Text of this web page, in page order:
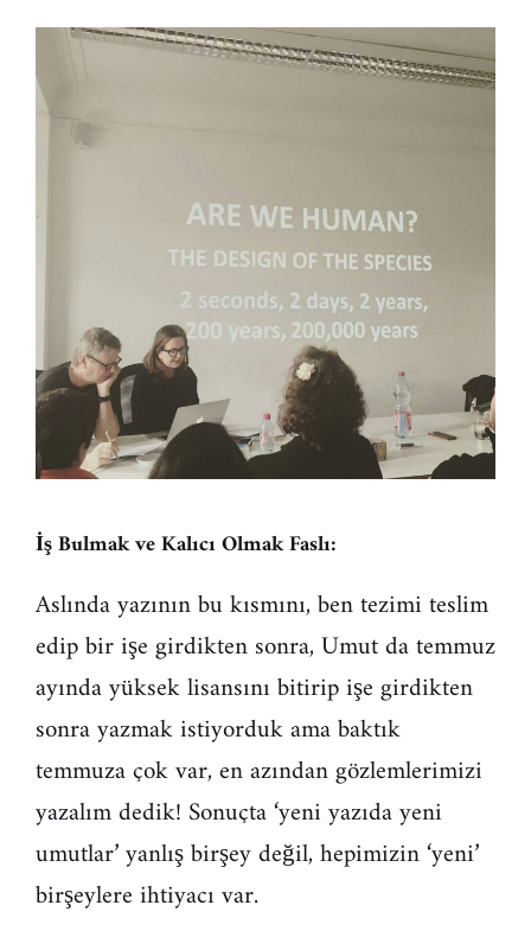
İş Bulmak ve Kalıcı Olmak Faslı:
Aslında yazının bu kısmını, ben tezimi teslim
edip bir işe girdikten sonra, Umut da temmuz
ayında yüksek lisansını bitirip işe girdikten
sonra yazmak istiyorduk ama baktık
temmuza çok var, en azından gözlemlerimizi
yazalım dedik! Sonuçta ‘yeni yazıda yeni
umutlar’ yanlış birşey değil, hepimizin ‘yeni’
birşeylere ihtiyacı var.